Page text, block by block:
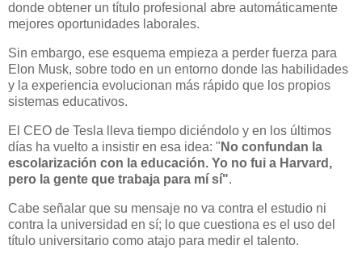
donde obtener un título profesional abre automáticamente
mejores oportunidades laborales.
Sin embargo, ese esquema empieza a perder fuerza para
Elon Musk, sobre todo en un entorno donde las habilidades
y la experiencia evolucionan más rápido que los propios
sistemas educativos.
El CEO de Tesla lleva tiempo diciéndolo y en los últimos
días ha vuelto a insistir en esa idea: " No confundan la
escolarización con la educación. Yo no fui a Harvard,
pero la gente que trabaja para mí sí".
Cabe señalar que su mensaje no va contra el estudio ni
contra la universidad en sí; lo que cuestiona es el uso del
título universitario como atajo para medir el talento.